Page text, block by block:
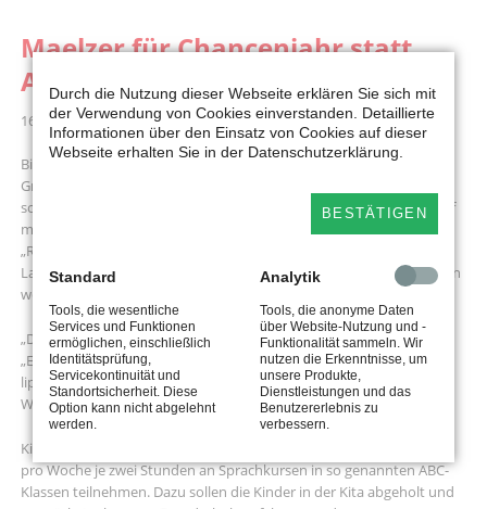
Facebook Twitter
Maelzer für Chancenjahr statt
ABC-Klassen
16.01.2026 13:46
Bildungsstudien bestätigten zuletzt immer wieder, dass viele
Grundschülerinnen und Grundschüler in Nordrhein-Westfalen nur
schlecht lesen, schreiben und rechnen können. Das Land will darauf
mit neuen Sprachkursen reagieren, die ab 2028 starten sollen.
„Richtiger Befund, falscher Ansatz“, meint Dr. Dennis Maelzer, SPD-
Landtagsabgeordneter aus Detmold. Der Bildungspolitiker hat einen
weitergehenden Vorschlag.
„Das Konzept der Landesregierung greift viel zu kurz“, sagt Maelzer.
„Erst zieht das Land Kinder aus der Kita heraus, dann müssen die
lippischen Kommunen Fahrten organisieren, damit sie zwei Mal pro
Woche zur Grundschule gebracht werden.“
Kita-Kinder, die nicht gut Deutsch sprechen, sollen künftig zweimal
pro Woche je zwei Stunden an Sprachkursen in so genannten ABC-
Klassen teilnehmen. Dazu sollen die Kinder in der Kita abgeholt und
Durch die Nutzung dieser Webseite erklären Sie sich mit
der Verwendung von Cookies einverstanden. Detaillierte
Informationen über den Einsatz von Cookies auf dieser
Webseite erhalten Sie in der Datenschutzerklärung.
BESTÄTIGEN
Standard
Tools, die wesentliche
Services und Funktionen
ermöglichen, einschließlich
Identitätsprüfung,
Servicekontinuität und
Standortsicherheit. Diese
Option kann nicht abgelehnt
werden.
Analytik
Tools, die anonyme Daten
über Website-Nutzung und -
Funktionalität sammeln. Wir
nutzen die Erkenntnisse, um
unsere Produkte,
Dienstleistungen und das
Benutzererlebnis zu
verbessern.